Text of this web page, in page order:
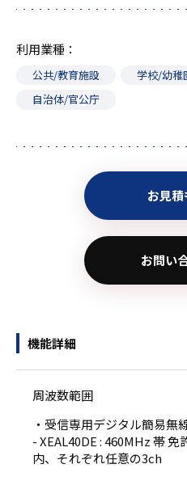
利用業種
公共/教育施設 学校/幼稚
自治体/官公庁
お見積
お問い
機能詳細
周波数範囲
・受信専用デジタル簡易無
- XEAL40DE : 460MHz 帯 免
内、それぞれ任意の3ch